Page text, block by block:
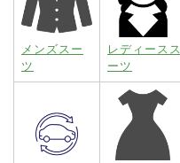
メンズスー
ツ
レディースス
ーツ